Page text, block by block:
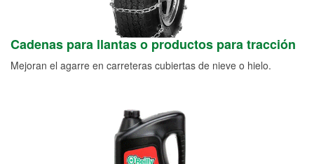
Cadenas para llantas o productos para tracción
Mejoran el agarre en carreteras cubiertas de nieve o hielo.